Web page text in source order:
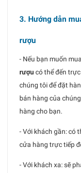
3. Hướng dẫn
rượu
- Nếu bạn muốn mua
rượu có thể đến
chúng tôi để đặt
bán hàng của
hàng cho bạn.
- Với khách gần: có
cửa hàng trực tiếp
- Với khách xa: sẽ